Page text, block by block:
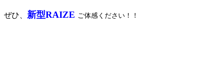
ぜひ、 新型RAIZE ご体感ください！！